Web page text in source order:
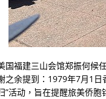
国福建三山会馆郑振何候
之余提到：1979年7月1日
”活动，旨在提醒旅美侨